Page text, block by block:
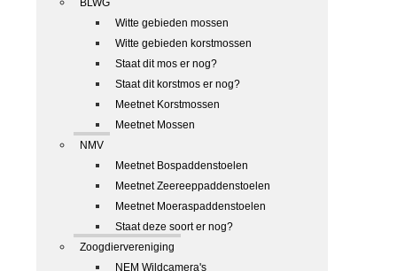
BLWG
Witte gebieden mossen
Witte gebieden korstmossen
Staat dit mos er nog?
Staat dit korstmos er nog?
Meetnet Korstmossen
Meetnet Mossen
NMV
Meetnet Bospaddenstoelen
Meetnet Zeereeppaddenstoelen
Meetnet Moeraspaddenstoelen
Staat deze soort er nog?
Zoogdiervereniging
NEM Wildcamera's